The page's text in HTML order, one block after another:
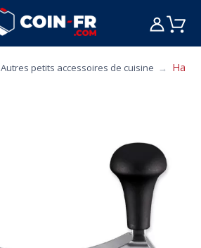
CUISINE MOBILIER
Autres petits accessoires de cuisine